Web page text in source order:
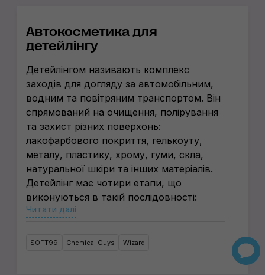
Автокосметика для
детейлінгу
Детейлінгом називають комплекс
заходів для догляду за автомобільним,
водним та повітряним транспортом. Він
спрямований на очищення, полірування
та захист різних поверхонь:
лакофарбового покриття, гелькоуту,
металу, пластику, хрому, гуми, скла,
натуральної шкіри та інших матеріалів.
Детейлінг має чотири етапи, що
виконуються в такій послідовності:
мийка, глибоке чищення, відновлення,
З яких товарів почати догляд
Читати далі
SOFT99 Chemical Guys Wizard